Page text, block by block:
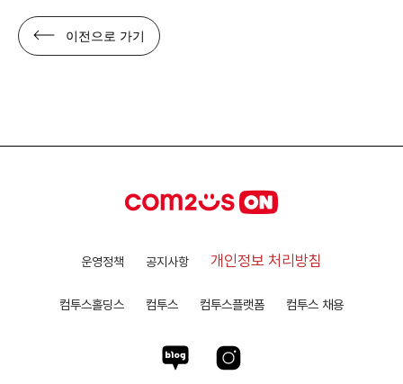
이전으로 가기
운영정책 공지사항 개인정보 처리방침
컴투스홀딩스 컴투스 컴투스플랫폼 컴투스 채용